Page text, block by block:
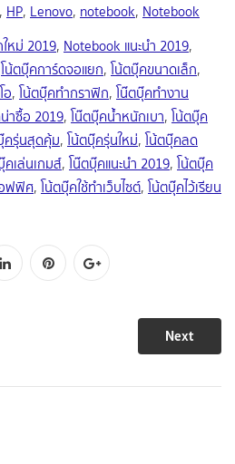
, HP, Lenovo, notebook, Notebook
หม่ 2019, Notebook แนะนำ 2019,
โน้ตบุ๊คการ์ดจอแยก, โน้ตบุ๊คขนาดเล็ก,
อ, โน้ตบุ๊คทำกราฟิก, โน๊ตบุ๊คทำงาน
าซื้อ 2019, โน๊ตบุ๊คน้ำหนักเบา, โน้ตบุ๊ค
ครุ่นสุดคุ้ม, โน้ตบุ๊ครุ่นใหม่, โน้ตบุ๊คลด
คเล่นเกมส์, โน๊ตบุ๊คแนะนำ 2019, โน้ตบุ๊ค
ฟฟิศ, โน้ตบุ๊คใช้ทำเว็บไซต์, โน้ตบุ๊คไว้เรียน
Next